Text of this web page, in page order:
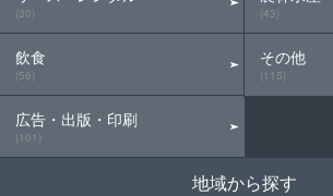
(30)
飲食
(56)
広告・出版・印刷
(101)
(43)
その他
(115)
地域から探す